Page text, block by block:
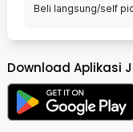
Beli langsung/self
Download Aplikasi